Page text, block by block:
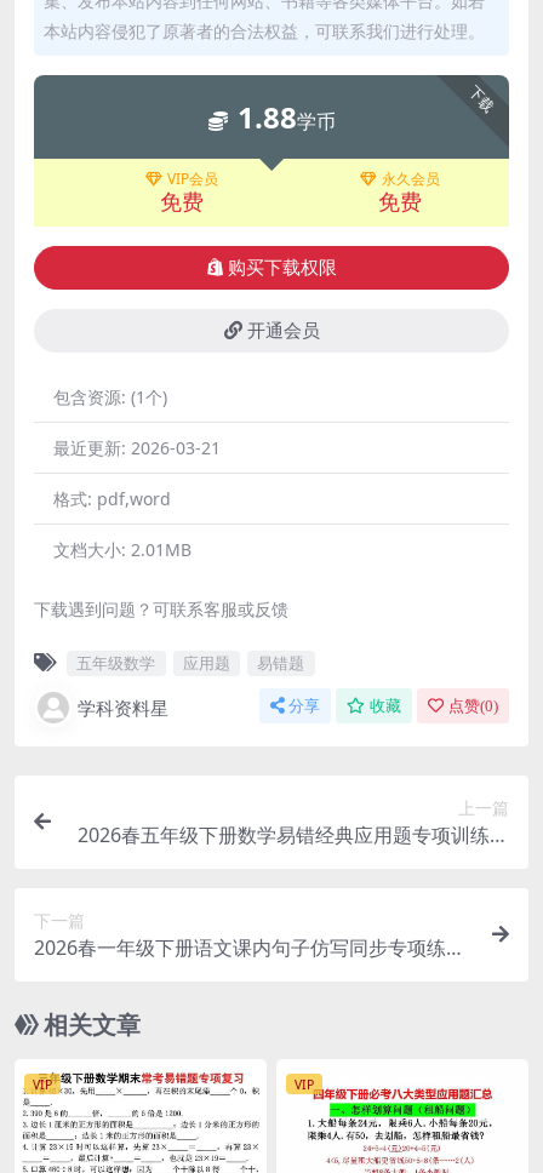
本站内容侵犯了原著者的合法权益，可联系我们进行处理。
下载
1.88学币
VIP会员
免费
永久会员
免费
购买下载权限
开通会员
包含资源: (1个)
最近更新: 2026-03-21
格式: pdf,word
文档大小: 2.01MB
下载遇到问题？可联系客服或反馈
五年级数学 应用题 易错题
学科资料星 分享 收藏 点赞(0)
上一篇
2026春五年级下册数学易错经典应用题专项训练全
下一篇
2026春一年级下册语文课内句子仿写同步专项练习
相关文章
VIP VIP